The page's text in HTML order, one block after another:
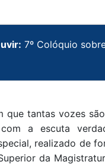
7º Colóquio
que tantas vozes
com a escuta
realizado de
da